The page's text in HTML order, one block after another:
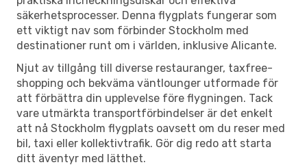
säkerhetsprocesser. Denna flygplats fungerar som
ett viktigt nav som förbinder Stockholm med
destinationer runt om i världen, inklusive Alicante.
Njut av tillgång till diverse restauranger, taxfree-
shopping och bekväma väntlounger utformade för
att förbättra din upplevelse före flygningen. Tack
vare utmärkta transportförbindelser är det enkelt
att nå Stockholm flygplats oavsett om du reser med
bil, taxi eller kollektivtrafik. Gör dig redo att starta
ditt äventyr med lätthet.